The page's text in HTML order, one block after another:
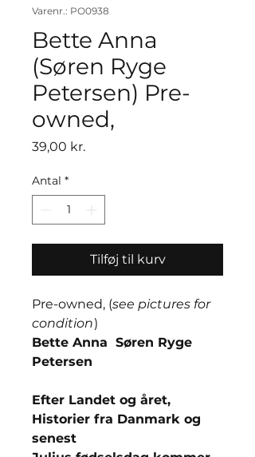
Varenr.: PO0938
Bette Anna
(Søren Ryge
Petersen) Pre-
owned,
39,00 kr.Pris
Antal *
Tilføj til kurv
Pre-owned, (see pictures for
condition)
Bette Anna Søren Ryge
Petersen
Efter Landet og året,
Historier fra Danmark og
senest